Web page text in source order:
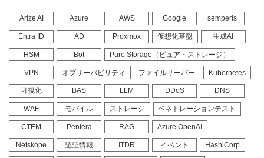
Arize AI Azure AWS Google semperis
Entra ID AD Proxmox 仮想化基盤 生成AI
HSM Bot Pure Storage（ピュア・ストレージ）
VPN オブザーバビリティ ファイルサーバー Kubernetes
可視化 BAS LLM DDoS DNS
WAF モバイル ストレージ ペネトレーションテスト
CTEM Pentera RAG Azure OpenAI
Netskope 認証情報 ITDR イベント HashiCorp